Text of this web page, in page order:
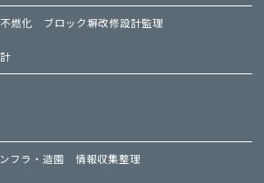
燃化 ブロック塀改修設計監理
フラ・造園 情報収集整理